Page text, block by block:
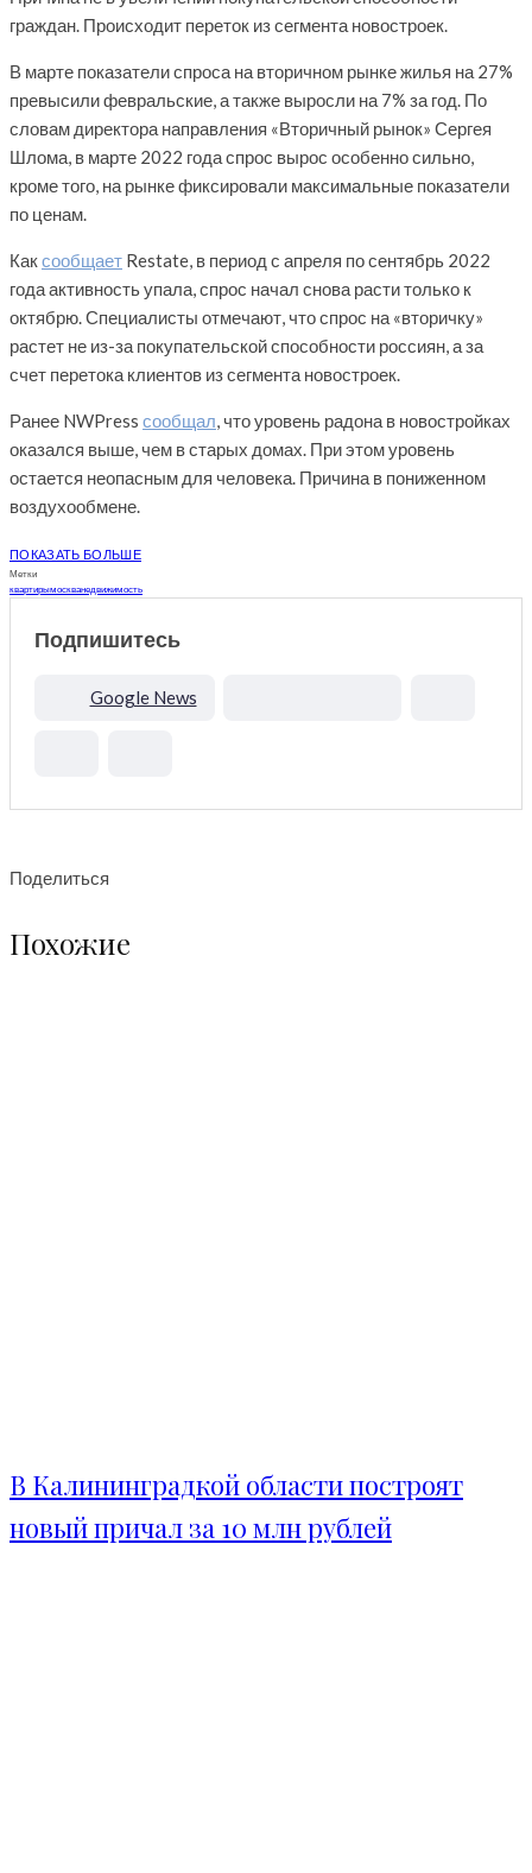
граждан. Происходит переток из сегмента новостроек.
В марте показатели спроса на вторичном рынке жилья на 27%
превысили февральские, а также выросли на 7% за год. По
словам директора направления «Вторичный рынок» Сергея
Шлома, в марте 2022 года спрос вырос особенно сильно,
кроме того, на рынке фиксировали максимальные показатели
по ценам.
Каксообщает Restate, в период с апреля по сентябрь 2022
года активность упала, спрос начал снова расти только к
октябрю. Специалисты отмечают, что спрос на «вторичку»
растет не из-за покупательской способности россиян, а за
счет перетока клиентов из сегмента новостроек.
Ранее NWPress сообщал, что уровень радона в новостройках
оказался выше, чем в старых домах. При этом уровень
остается неопасным для человека. Причина в пониженном
воздухообмене.
ПОКАЗАТЬ БОЛЬШЕ
Метки
квартирымоскванедвижимость
Подпишитесь
Google News
Поделиться
Похожие
В Калининградкой области построят
новый причал за 10 млн рублей